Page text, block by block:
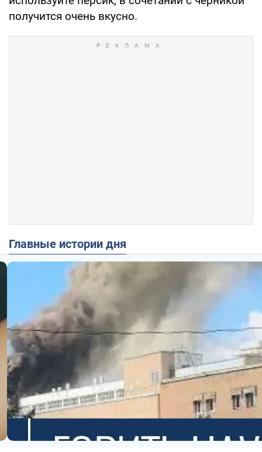
получится очень вкусно.
Главные истории дня